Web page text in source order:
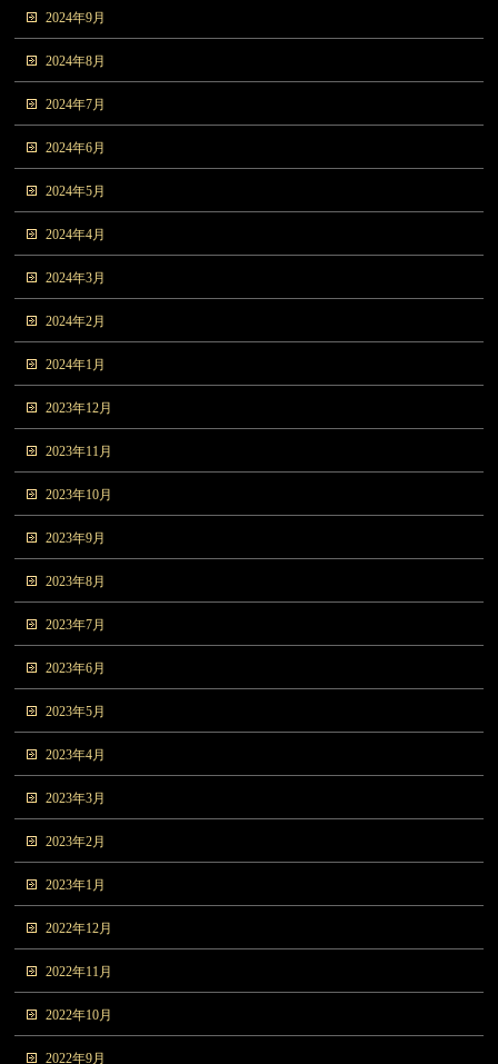
2024年9月
2024年8月
2024年7月
2024年6月
2024年5月
2024年4月
2024年3月
2024年2月
2024年1月
2023年12月
2023年11月
2023年10月
2023年9月
2023年8月
2023年7月
2023年6月
2023年5月
2023年4月
2023年3月
2023年2月
2023年1月
2022年12月
2022年11月
2022年10月
2022年9月